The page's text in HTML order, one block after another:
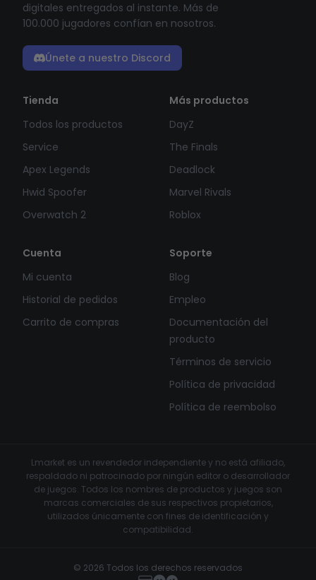
digitales entregados al instante. Más de
100.000 jugadores confían en nosotros.
Únete a nuestro Discord
Tienda
Todos los productos
Service
Apex Legends
Hwid Spoofer
Overwatch 2
Más productos
DayZ
The Finals
Deadlock
Marvel Rivals
Roblox
Cuenta
Mi cuenta
Historial de pedidos
Carrito de compras
Soporte
Blog
Empleo
Documentación del
producto
Términos de servicio
Política de privacidad
Política de reembolso
Lmarket es un revendedor independiente y no está afiliado,
respaldado ni patrocinado por ningún editor o desarrollador
de juegos. Todos los nombres de productos y juegos son
marcas comerciales de sus respectivos propietarios,
utilizados únicamente con fines de identificación y
compatibilidad.
© 2026 Todos los derechos reservados